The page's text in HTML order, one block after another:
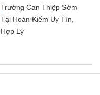
Trường Can Thiệp Sớm
Tại Hoàn Kiếm Uy Tín,
Hợp Lý